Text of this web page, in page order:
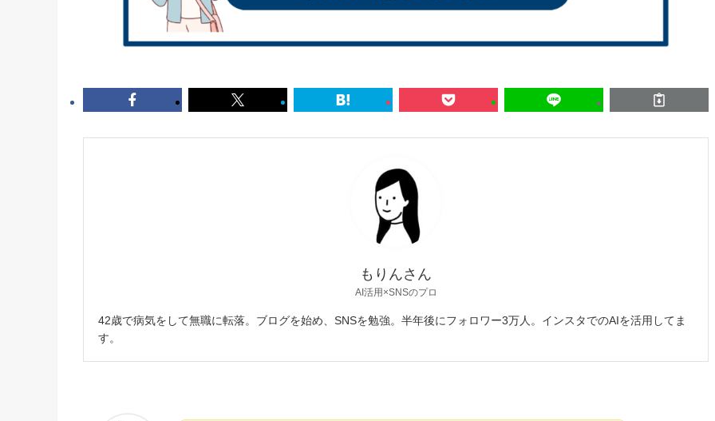
もりんさん
AI活用×SNSのプロ
42歳で病気をして無職に転落。ブログを始め、SNSを勉強。半年後にフォロワー3万人。インスタでのAIを活用してま
す。